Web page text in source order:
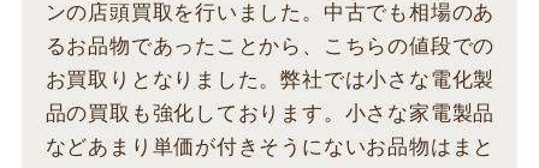
ンの店頭買取を行いました。中古でも相場のあ
るお品物であったことから、こちらの値段での
お買取りとなりました。弊社では小さな電化製
品の買取も強化しております。小さな家電製品
などあまり単価が付きそうにないお品物はまと